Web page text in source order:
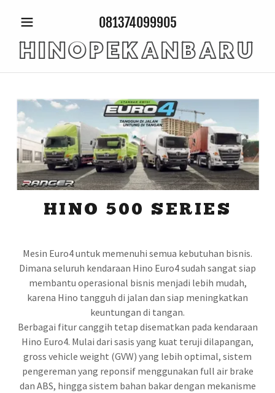
081374099905
HINOPEKANBARU
HINO 500 SERIES
Mesin Euro4 untuk memenuhi semua kebutuhan bisnis.
Dimana seluruh kendaraan Hino Euro4 sudah sangat siap
membantu operasional bisnis menjadi lebih mudah,
karena Hino tangguh di jalan dan siap meningkatkan
keuntungan di tangan.
Berbagai fitur canggih tetap disematkan pada kendaraan
Hino Euro4. Mulai dari sasis yang kuat teruji dilapangan,
gross vehicle weight (GVW) yang lebih optimal, sistem
pengereman yang reponsif menggunakan full air brake
dan ABS, hingga sistem bahan bakar dengan mekanisme